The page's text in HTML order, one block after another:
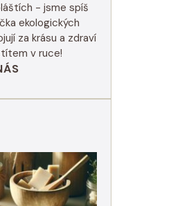
- jsme spíš
ekologických
za krásu a zdraví
v ruce!